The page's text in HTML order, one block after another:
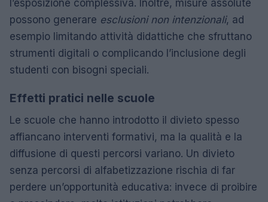
l’esposizione complessiva. Inoltre, misure assolute
possono generare esclusioni non intenzionali, ad
esempio limitando attività didattiche che sfruttano
strumenti digitali o complicando l’inclusione degli
studenti con bisogni speciali.
Effetti pratici nelle scuole
Le scuole che hanno introdotto il divieto spesso
affiancano interventi formativi, ma la qualità e la
diffusione di questi percorsi variano. Un divieto
senza percorsi di alfabetizzazione rischia di far
perdere un’opportunità educativa: invece di proibire